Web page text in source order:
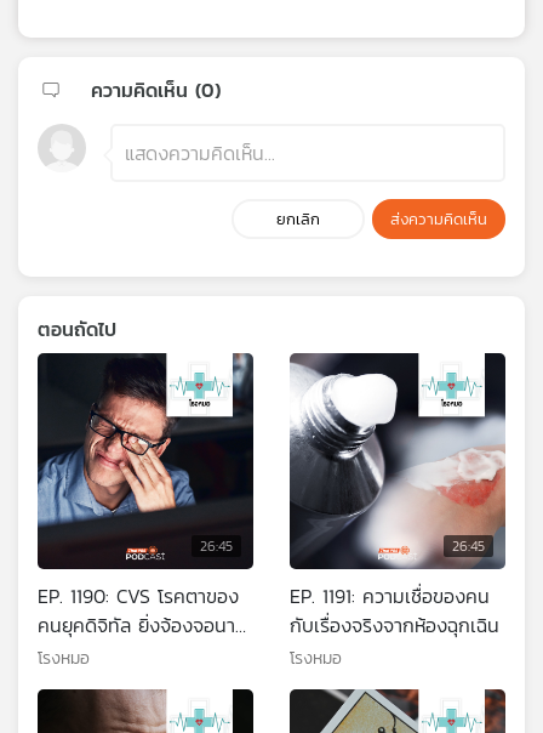
ความคิดเห็น (0)
ยกเลิก ส่งความคิดเห็น
ตอนถัดไป
26:45
EP. 1190: CVS โรคตาของ
คนยุคดิจิทัล ยิ่งจ้องจอนาน
ยิ่งเสี่ยงเป็นเยอะ
โรงหมอ
26:45
EP. 1191: ความเชื่อของคน
กับเรื่องจริงจากห้องฉุกเฉิน
โรงหมอ